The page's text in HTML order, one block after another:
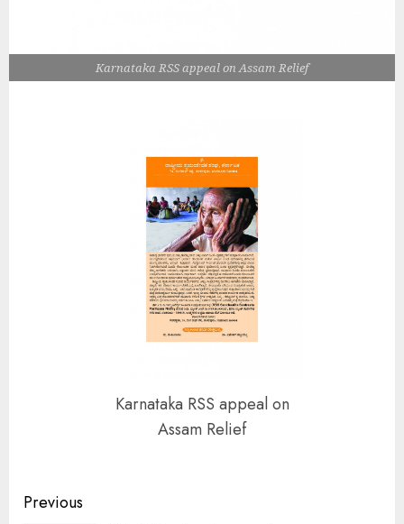
Karnataka RSS appeal on Assam Relief
Karnataka RSS appeal on
Assam Relief
Continue
Previous